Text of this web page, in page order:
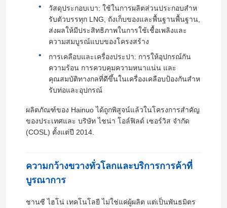
วัสดุประกอบเบา: ใช้ในการผลิตส่วนประกอบสําห
รับตัวบรรทุก LNG, ถังเก็บของและพื้นฐานพื้นฐาน,
ส่งผลให้มีประสิทธิภาพในการใช้เชื้อเพลิงและ
ความสมบูรณ์แบบของโครงสร้าง
การเคลือบและเครื่องประปา: การให้อุปกรณ์กัน
ความร้อน การควบคุมความหนาแน่น และ
คุณสมบัติทางกลที่ดีขึ้นในเครื่องเคลือบป้องกันสําห
รับท่อและอุปกรณ์
ผลิตภัณฑ์ของ Hainuo ได้ถูกพิสูจน์แล้วในโครงการสําคัญ
ของประเทศและ บริษัท ไชน่า โอล์ฟิลด์ เซอร์วิส จํากัด
(COSL) ตั้งแต่ปี 2014.
ความกว้างขวางทั่วโลกและบริการการค้าที่
บูรณาการ
ชานซี ไฮโน่ เทคโนโลยี ไม่ใช่แค่ผู้ผลิต แต่เป็นพันธมิตร